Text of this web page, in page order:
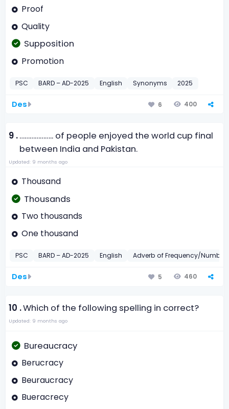
Proof
Quality
Supposition
Promotion
PSC BARD – AD-2025 English Synonyms 2025
Des 6 400
9 .……………….. of people enjoyed the world cup final
between India and Pakistan.
Updated: 9 months ago
Thousand
Thousands
Two thousands
One thousand
PSC BARD – AD-2025 English Adverb of Frequency/Number
Des 5 460
10 .Which of the following spelling in correct?
Updated: 9 months ago
Bureaucracy
Berucracy
Beuraucracy
Bueracrecy